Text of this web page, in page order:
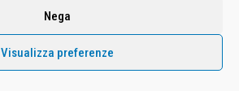
Nega
Visualizza preferenze